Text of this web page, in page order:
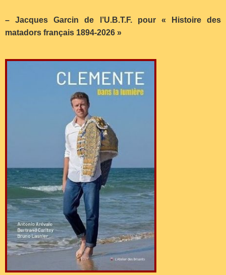
– Jacques Garcin de l’U.B.T.F. pour « Histoire des
matadors français 1894-2026 »